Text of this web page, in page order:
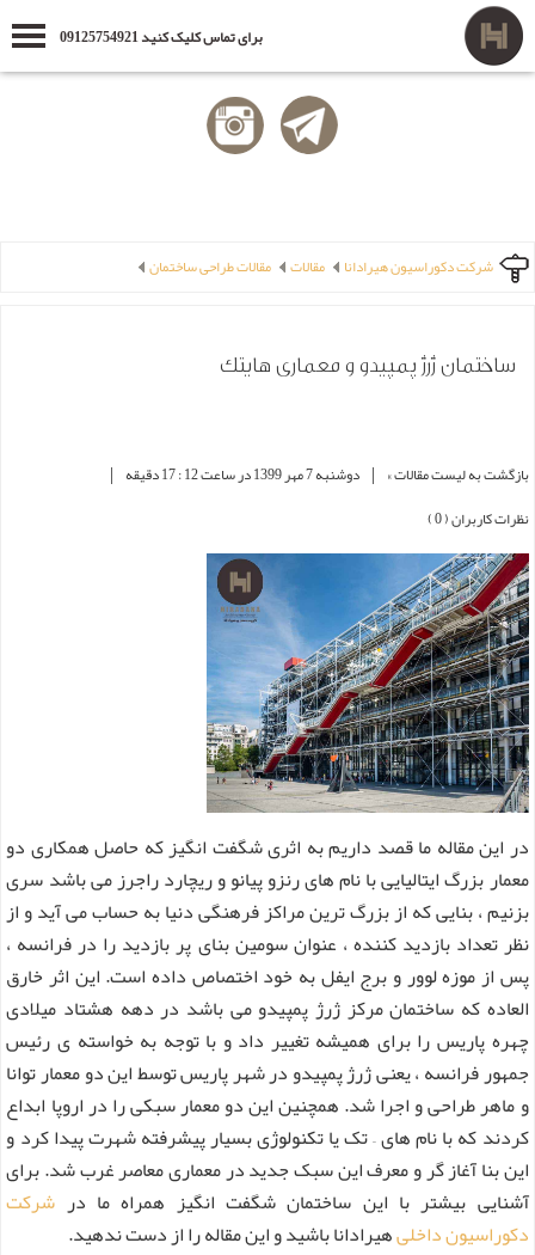
برای تماس کلیک کنید 09125754921
شرکت دکوراسیون هیرادانا مقالات مقالات طراحی ساختمان
ساختمان ژرژ پمپیدو و معماری هایتک
بازگشت به لیست مقالات » | دوشنبه 7 مهر 1399 در ساعت 12 : 17 دقیقه |
نظرات کاربران ( 0 )
در این مقاله ما قصد داریم به اثری شگفت انگیز که حاصل همکاری دو
معمار بزرگ ایتالیایی با نام های رنزو پیانو و ریچارد راجرز می باشد سری
بزنیم ، بنایی که از بزرگ ترین مراکز فرهنگی دنیا به حساب می آید و از
نظر تعداد بازدید کننده ، عنوان سومین بنای پر بازدید را در فرانسه ،
پس از موزه لوور و برج ایفل به خود اختصاص داده است. این اثر خارق
العاده که ساختمان مرکز ژرژ پمپیدو می باشد در دهه هشتاد میلادی
چهره پاریس را برای همیشه تغییر داد و با توجه به خواسته ی رئیس
جمهور فرانسه ، یعنی ژرژ پمپیدو در شهر پاریس توسط این دو معمار توانا
و ماهر طراحی و اجرا شد. همچنین این دو معمار سبکی را در اروپا ابداع
کردند که با نام های – تک یا تکنولوژی بسیار پیشرفته شهرت پیدا کرد و
این بنا آغاز گر و معرف این سبک جدید در معماری معاصر غرب شد. برای
آشنایی بیشتر با این ساختمان شگفت انگیز همراه ما در شرکت
دکوراسیون داخلیهیرادانا باشید و این مقاله را از دست ندهید.